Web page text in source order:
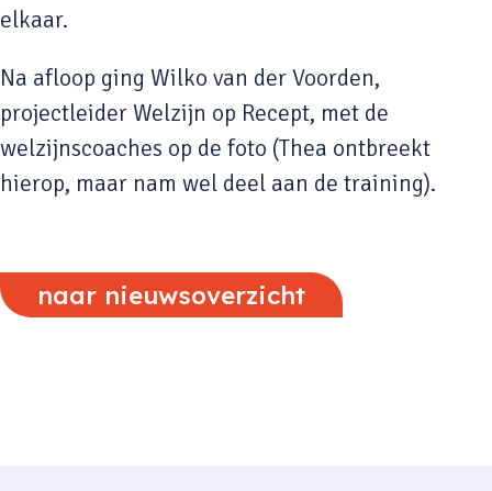
elkaar.
Na afloop ging Wilko van der Voorden,
projectleider Welzijn op Recept, met de
welzijnscoaches op de foto (Thea ontbreekt
hierop, maar nam wel deel aan de training).
naar nieuwsoverzicht